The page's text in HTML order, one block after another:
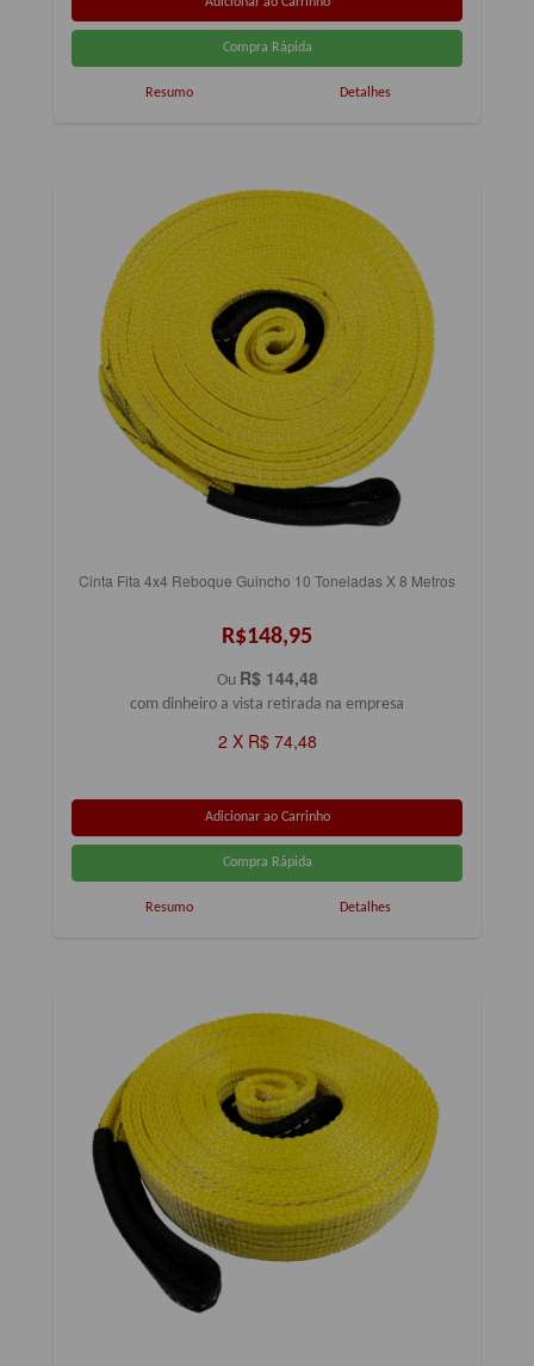
Resumo Detalhes
Cinta Fita 4x4 Reboque Guincho 10 Toneladas X 8 Metros
R$148,95
Ou R$ 144,48
com dinheiro a vista retirada na empresa
2 X R$ 74,48
Resumo Detalhes